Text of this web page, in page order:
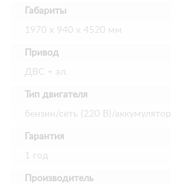
Габариты
1970 х 940 х 4520 мм
Привод
ДВС + эл.
Тип двигателя
бензин/сеть (220 В)/аккумулятор
Гарантия
1 год
Производитель